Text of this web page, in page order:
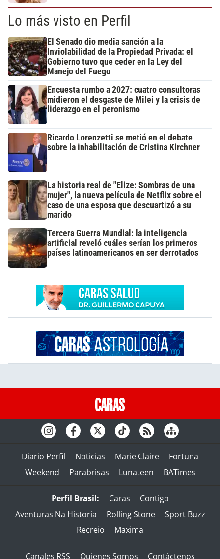
Lo más visto en Perfil
El Senado dio media sanción a la
Inviolabilidad de la Propiedad Privada: el
Gobierno tuvo que ceder en la Ley del
Manejo del Fuego
Encuesta rumbo a 2027: cuatro consultoras
midieron el desgaste de Milei y la crisis de
liderazgo en el peronismo
Ricardo Lorenzetti se metió en el debate
sobre la inhabilitación de Cristina Kirchner
La historia real de "Elize: Sombras de una
mujer", la nueva película de Netflix sobre el
caso de una esposa que descuartizó a su
marido
Tercera Guerra Mundial: la inteligencia
artificial reveló cuáles serían los primeros
países latinoamericanos en ser derrotados
Diario Perfil Noticias Marie Claire
Fortuna
Weekend
Parabrisas Lunateen BATimes
Perfil Brasil: Caras
Contigo
Aventuras Na Historia
Rolling Stone
Sport Buzz
Recreio
Maxima
Canales RSS Quienes Somos Contáctenos